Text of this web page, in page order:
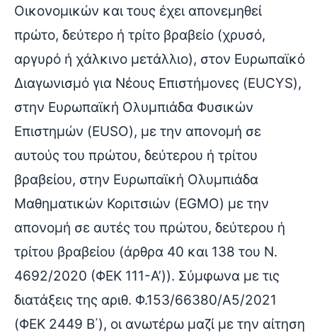
Οικονομικών και τους έχει απονεμηθεί
πρώτο, δεύτερο ή τρίτο βραβείο (χρυσό,
αργυρό ή χάλκινο μετάλλιο), στον Ευρωπαϊκό
Διαγωνισμό για Νέους Επιστήμονες (EUCYS),
στην Ευρωπαϊκή Ολυμπιάδα Φυσικών
Επιστημών (EUSO), με την απονομή σε
αυτούς του πρώτου, δεύτερου ή τρίτου
βραβείου, στην Ευρωπαϊκή Ολυμπιάδα
Μαθηματικών Κοριτσιών (EGMO) με την
απονομή σε αυτές του πρώτου, δεύτερου ή
τρίτου βραβείου (άρθρα 40 και 138 του Ν.
4692/2020 (ΦΕΚ 111-Α’)). Σύμφωνα με τις
διατάξεις της αριθ. Φ.153/66380/Α5/2021
(ΦΕΚ 2449 Β΄), οι ανωτέρω μαζί με την αίτηση